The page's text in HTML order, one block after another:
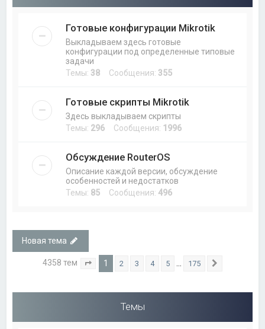
Готовые конфигурации Mikrotik
Выкладываем здесь готовые
конфигурации под определенные типовые
задачи
Темы: 38 Сообщения: 355
Готовые скрипты Mikrotik
Здесь выкладываем скрипты
Темы: 296 Сообщения: 1996
Обсуждение RouterOS
Описание каждой версии, обсуждение
особенностей и недостатков
Темы: 85 Сообщения:496
Новая тема
4358 тем Страница из 175
1 2 3 4 5 175
Темы